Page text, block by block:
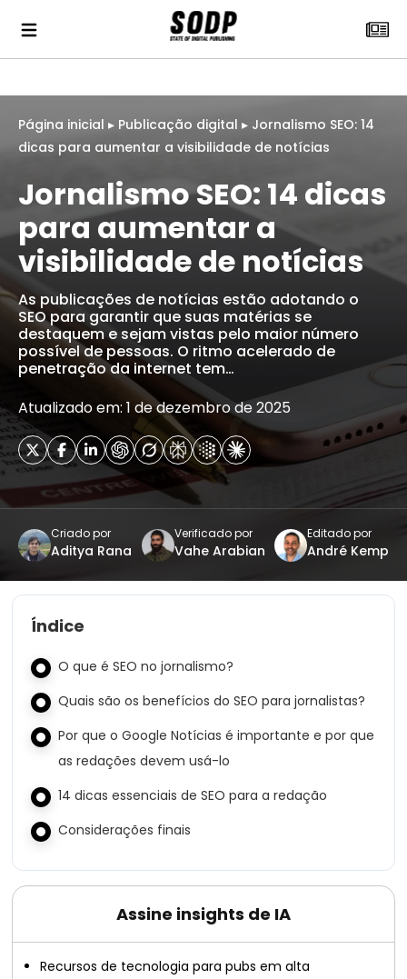
Página inicial ▸ Publicação digital ▸ Jornalismo SEO: 14
dicas para aumentar a visibilidade de notícias
Jornalismo SEO: 14 dicas
para aumentar a
visibilidade de notícias
As publicações de notícias estão adotando o
SEO para garantir que suas matérias se
destaquem e sejam vistas pelo maior número
possível de pessoas. O ritmo acelerado de
penetração da internet tem…
Atualizado em: 1 de dezembro de 2025
Criado por
Aditya Rana
Verificado por
Vahe Arabian
Editado por
André Kemp
Índice
O que é SEO no jornalismo?
Quais são os benefícios do SEO para jornalistas?
Por que o Google Notícias é importante e por que
as redações devem usá-lo
14 dicas essenciais de SEO para a redação
Considerações finais
Assine insights de IA
Recursos de tecnologia para pubs em alta